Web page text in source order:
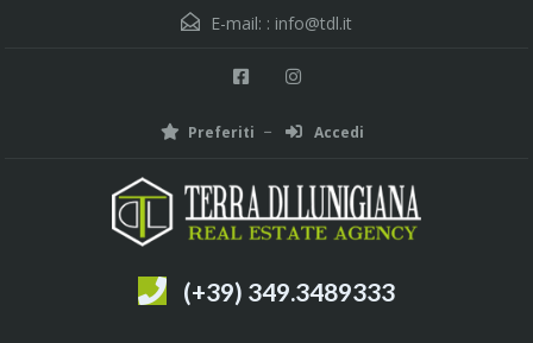
E-mail: : info@tdl.it
Preferiti Accedi
(+39) 349.3489333